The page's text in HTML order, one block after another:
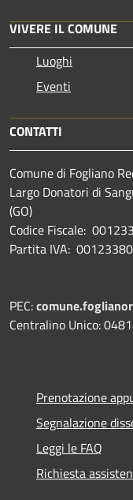
VIVERE IL COMUNE
Luoghi
Eventi
CONTATTI
Comune di Fogliano
Largo Donatori di
(GO)
Codice Fiscale:
Partita IVA:
PEC:
Centralino Unico:
Prenotazione
Segnalazione
Leggi le FAQ
Richiesta